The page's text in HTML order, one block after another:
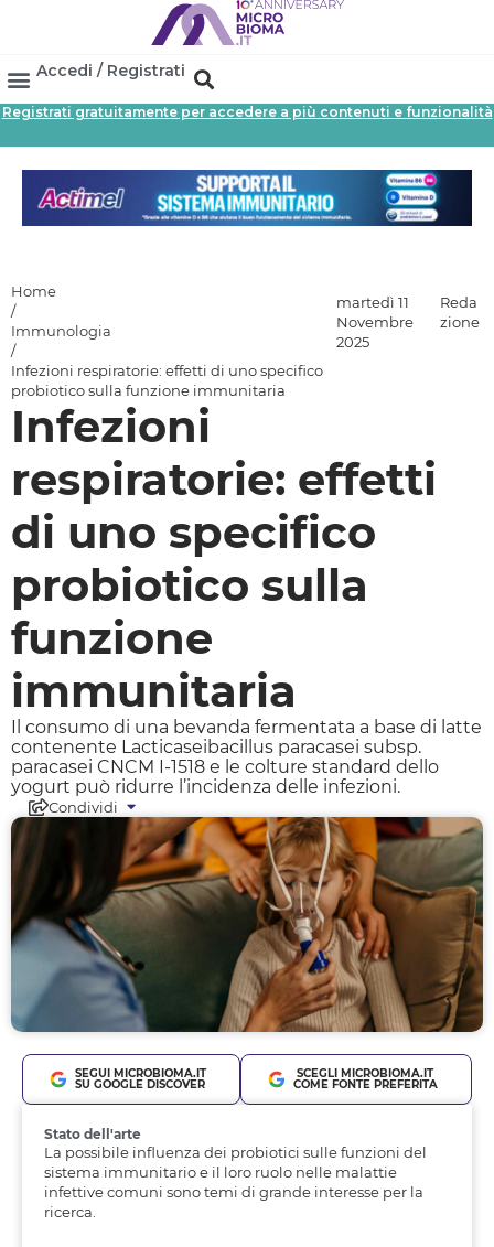
Accedi / Registrati
Registrati gratuitamente per accedere a più contenuti e funzionalità
Home
/
Immunologia
/
Infezioni respiratorie: effetti di uno specifico
probiotico sulla funzione immunitaria
martedì 11
Novembre
2025
Reda
zione
Infezioni
respiratorie: effetti
di uno specifico
probiotico sulla
funzione
immunitaria
Il consumo di una bevanda fermentata a base di latte
contenente Lacticaseibacillus paracasei subsp.
paracasei CNCM I-1518 e le colture standard dello
yogurt può ridurre l’incidenza delle infezioni.
Condividi
SEGUI MICROBIOMA.IT
SU GOOGLE DISCOVER
SCEGLI MICROBIOMA.IT
COME FONTE PREFERITA
Stato dell'arte
La possibile influenza dei probiotici sulle funzioni del
sistema immunitario e il loro ruolo nelle malattie
infettive comuni sono temi di grande interesse per la
ricerca.